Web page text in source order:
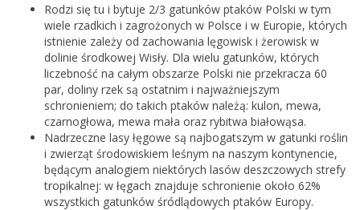
Rodzi się tu i bytuje 2/3 gatunków ptaków Polski w tym
wiele rzadkich i zagrożonych w Polsce i w Europie, których
istnienie zależy od zachowania lęgowisk i żerowisk w
dolinie środkowej Wisły. Dla wielu gatunków, których
liczebność na całym obszarze Polski nie przekracza 60
par, doliny rzek są ostatnim i najważniejszym
schronieniem; do takich ptaków należą: kulon, mewa,
czarnogłowa, mewa mała oraz rybitwa białowąsa.
Nadrzeczne lasy łęgowe są najbogatszym w gatunki roślin
i zwierząt środowiskiem leśnym na naszym kontynencie,
będącym analogiem niektórych lasów deszczowych strefy
tropikalnej: w łęgach znajduje schronienie około 62%
wszystkich gatunków śródlądowych ptaków Europy.